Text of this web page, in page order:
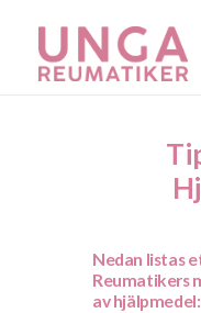
Nedan listas
Reumatikers
av hjälpmedel: